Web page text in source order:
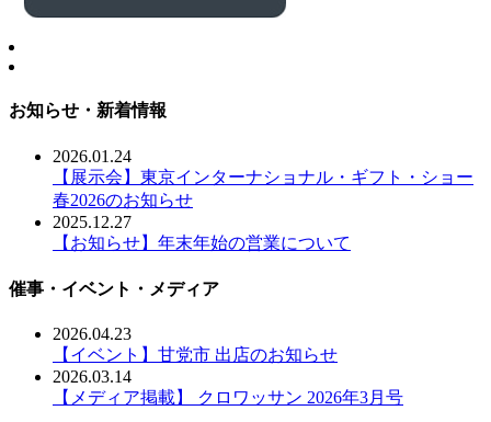
お知らせ・新着情報
2026.01.24
【展示会】東京インターナショナル・ギフト・ショー
春2026のお知らせ
2025.12.27
【お知らせ】年末年始の営業について
催事・イベント・メディア
2026.04.23
【イベント】甘党市 出店のお知らせ
2026.03.14
【メディア掲載】 クロワッサン 2026年3月号